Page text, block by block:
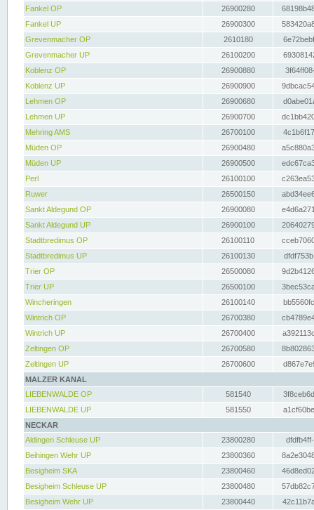
Fankel OP
26900280
Fankel UP
26900300
Grevenmacher OP
2610180
Grevenmacher UP
26100200
Koblenz OP
26900880
Koblenz UP
26900900
Lehmen OP
26900680
Lehmen UP
26900700
Mehring AMS
26700100
Müden OP
26900480
Müden UP
26900500
Perl
26100100
Ruwer
26500150
Sankt Aldegund OP
26900080
Sankt Aldegund UP
26900100
Stadtbredimus OP
26100110
Stadtbredimus UP
26100130
Trier OP
26500080
Trier UP
26500100
Wincheringen
26100140
Wintrich OP
26700380
Wintrich UP
26700400
Zeltingen OP
26700580
Zeltingen UP
26700600
MALZER KANAL
LIEBENWALDE OP
581540
LIEBENWALDE UP
581550
NECKAR
Aldingen Schleuse UP
23800280
Beihingen Wehr UP
23800360
Besigheim SKA
23800460
Besigheim Schleuse UP
23800480
Besigheim Wehr UP
23800440